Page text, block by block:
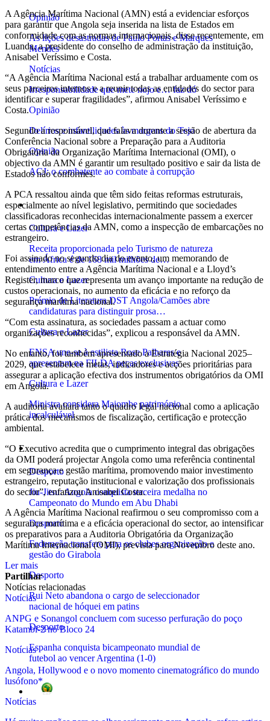
Opinião
As lições desastradas de Paulo Portas e Marques
Mendes
Notícias
Irresponsabilidade que mete nojo e… faz dó
Opinião
Delírios e infantilidades às margens do Tejo
Opinião
ACJ: o combatente ao combate à corrupção
Cultura e Lazer
Cultura e Lazer
Receita proporcionada pelo Turismo de natureza
em África é de 168 mil milhões de…
Cultura e Lazer
Prémio de Literatura DST Angola/Camões abre
candidaturas para distinguir prosa…
Cultura e Lazer
ENSA une-se à estilista Rose Palhares e
apresentam na FILDA peças exclusivas
Cultura e Lazer
Ministra considera Maiombe património
incalculável
Desporto
Desporto
Jiu-Jitsu: Angola conquista terceira medalha no
Campeonato do Mundo em Abu Dhabi
Desporto
Federação transfere para os clubes organização e
gestão do Girabola
Desporto
Rui Neto abandona o cargo de seleccionador
nacional de hóquei em patins
Desporto
Espanha conquista bicampeonato mundial de
futebol ao vencer Argentina (1-0)
A Agência Marítima Nacional (AMN) está a evidenciar esforços
para garantir que Angola seja inserida na lista de Estados em
conformidade com as normas internacionais, disse recentemente, em
Luanda, a presidente do conselho de administração da instituição,
Anisabel Veríssimo e Costa.
“A Agência Marítima Nacional está a trabalhar arduamente com os
seus parceiros internos e a reunir todas as entidades do sector para
identificar e superar fragilidades”, afirmou Anisabel Veríssimo e
Costa.
Segundo a responsável, que falava durante a sessão de abertura da
Conferência Nacional sobre a Preparação para a Auditoria
Obrigatória da Organização Marítima Internacional (OMI), o
objectivo da AMN é garantir um resultado positivo e sair da lista de
Estados não conformes.
A PCA ressaltou ainda que têm sido feitas reformas estruturais,
especialmente ao nível legislativo, permitindo que sociedades
classificadoras reconhecidas internacionalmente passem a exercer
certas competências da AMN, como a inspecção de embarcações no
estrangeiro.
Foi assinado no segundo dia do evento, um memorando de
entendimento entre a Agência Marítima Nacional e a Lloyd’s
Register, marco que representa um avanço importante na redução de
custos operacionais, no aumento da eficácia e no reforço da
segurança marítima nacional.
“Com esta assinatura, as sociedades passam a actuar como
organizações reconhecidas”, explicou a responsável da AMN.
No entanto, foi também apresentado a Estratégia Nacional 2025–
2029, que estabelece metas, indicadores e acções prioritárias para
assegurar a aplicação efectiva dos instrumentos obrigatórios da OMI
em Angola.
A auditoria avaliará tanto o quadro legal nacional como a aplicação
prática dos mecanismos de fiscalização, certificação e protecção
ambiental.
“O Executivo acredita que o cumprimento integral das obrigações
da OMI poderá projectar Angola como uma referência continental
em segurança e gestão marítima, promovendo maior investimento
estrangeiro, reputação institucional e valorização dos profissionais
do sector”, enfatizou Anisabel Costa.
A Agência Marítima Nacional reafirmou o seu compromisso com a
segurança marítima e a eficácia operacional do sector, ao intensificar
os preparativos para a Auditoria Obrigatória da Organização
Marítima Internacional (OMI), prevista para Novembro deste ano.
Ler mais
Partilhar
Notícias relacionadas
Notícias
ANPG e Sonangol concluem com sucesso perfuração do poço
Katambi-2 no Bloco 24
Notícias
Angola, Hollywood e o novo momento cinematográfico do mundo
lusófono*
Notícias